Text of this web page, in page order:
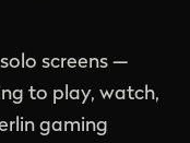
screens —
to play, watch,
gaming